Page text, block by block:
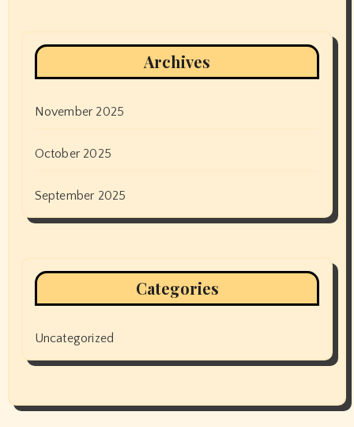
Archives
November 2025
October 2025
September 2025
Categories
Uncategorized